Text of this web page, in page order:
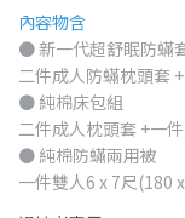
內容物含
● 新一代超舒眠防蟎
二件成人防蟎枕頭套
● 純棉床包組
二件成人枕頭套 +一
● 純棉防蟎兩用被
一件雙人6 x 7尺(180